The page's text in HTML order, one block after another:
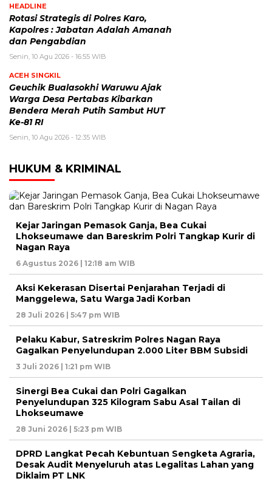
HEADLINE
Rotasi Strategis di Polres Karo,
Kapolres : Jabatan Adalah Amanah
dan Pengabdian
Senin, 10 Agu 2026 - 16:55 WIB
ACEH SINGKIL
Geuchik Bualasokhi Waruwu Ajak
Warga Desa Pertabas Kibarkan
Bendera Merah Putih Sambut HUT
Ke-81 RI
Senin, 10 Agu 2026 - 12:35 WIB
HUKUM & KRIMINAL
Kejar Jaringan Pemasok Ganja, Bea Cukai
Lhokseumawe dan Bareskrim Polri Tangkap Kurir di
Nagan Raya
6 Agustus 2026 | 12:18 am WIB
Aksi Kekerasan Disertai Penjarahan Terjadi di
Manggelewa, Satu Warga Jadi Korban
28 Juli 2026 | 5:47 pm WIB
Pelaku Kabur, Satreskrim Polres Nagan Raya
Gagalkan Penyelundupan 2.000 Liter BBM Subsidi
3 Juli 2026 | 1:21 pm WIB
Sinergi Bea Cukai dan Polri Gagalkan
Penyelundupan 325 Kilogram Sabu Asal Tailan di
Lhokseumawe
28 Juni 2026 | 5:23 pm WIB
DPRD Langkat Pecah Kebuntuan Sengketa Agraria,
Desak Audit Menyeluruh atas Legalitas Lahan yang
Diklaim PT LNK